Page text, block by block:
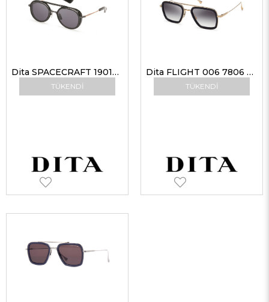
TÜKENDI
Dita SPACECRAFT 19017 B-BLK-RGD 52 G Erkek Güneş Gözlükleri
TÜKENDI
Dita FLIGHT 006 7806 B-BLK-GLD 52 G Erkek Güneş Gözlükleri